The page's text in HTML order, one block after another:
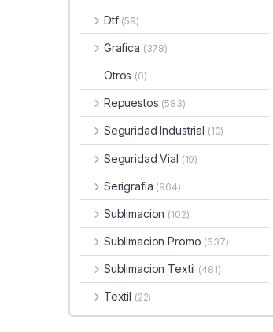
Dtf (59)
Grafica (378)
Otros (0)
Repuestos (583)
Seguridad Industrial (10)
Seguridad Vial (19)
Serigrafia (964)
Sublimacion (102)
Sublimacion Promo (637)
Sublimacion Textil (481)
Textil (22)